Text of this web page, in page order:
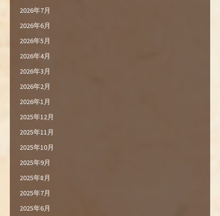
2026年7月
2026年6月
2026年5月
2026年4月
2026年3月
2026年2月
2026年1月
2025年12月
2025年11月
2025年10月
2025年9月
2025年8月
2025年7月
2025年6月